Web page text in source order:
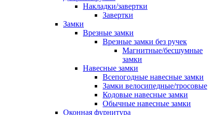
Накладки/завертки
Завертки
Замки
Врезные замки
Врезные замки без ручек
Магнитные/бесшумные
замки
Навесные замки
Всепогодные навесные замки
Замки велосипедные/тросовые
Кодовые навесные замки
Обычные навесные замки
Оконная фурнитура